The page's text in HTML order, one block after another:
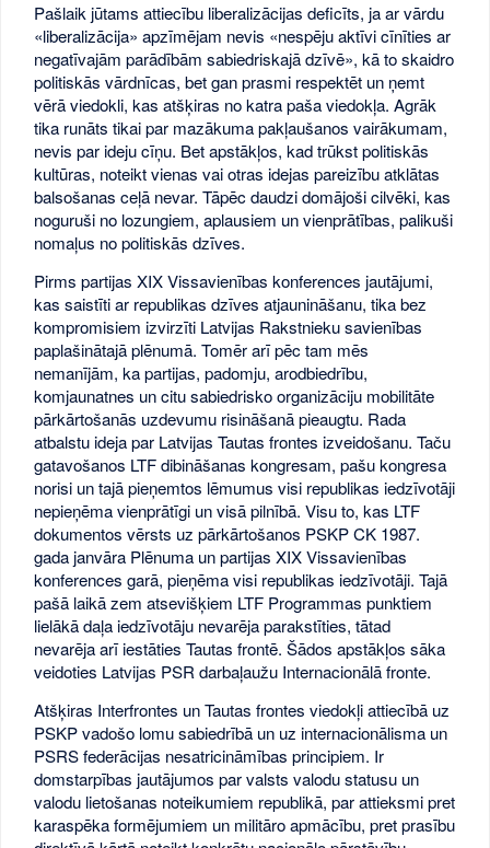
Pašlaik jūtams attiecību liberalizācijas deficīts, ja ar vārdu
«liberalizācija» apzīmējam nevis «nespēju aktīvi cīnīties ar
negatīvajām parādībām sabiedriskajā dzīvē», kā to skaidro
politiskās vārdnīcas, bet gan prasmi respektēt un ņemt
vērā viedokli, kas atšķiras no katra paša viedokļa. Agrāk
tika runāts tikai par mazākuma pakļaušanos vairākumam,
nevis par ideju cīņu. Bet apstākļos, kad trūkst politiskās
kultūras, noteikt vienas vai otras idejas pareizību atklātas
balsošanas ceļā nevar. Tāpēc daudzi domājoši cilvēki, kas
noguruši no lozungiem, aplausiem un vienprātības, palikuši
nomaļus no politiskās dzīves.
Pirms partijas XIX Vissavienības konferences jautājumi,
kas saistīti ar republikas dzīves atjaunināšanu, tika bez
kompromisiem izvirzīti Latvijas Rakstnieku savienības
paplašinātajā plēnumā. Tomēr arī pēc tam mēs
nemanījām, ka partijas, padomju, arodbiedrību,
komjaunatnes un citu sabiedrisko organizāciju mobilitāte
pārkārtošanās uzdevumu risināšanā pieaugtu. Rada
atbalstu ideja par Latvijas Tautas frontes izveidošanu. Taču
gatavošanos LTF dibināšanas kongresam, pašu kongresa
norisi un tajā pieņemtos lēmumus visi republikas iedzīvotāji
nepieņēma vienprātīgi un visā pilnībā. Visu to, kas LTF
dokumentos vērsts uz pārkārtošanos PSKP CK 1987.
gada janvāra Plēnuma un partijas XIX Vissavienības
konferences garā, pieņēma visi republikas iedzīvotāji. Tajā
pašā laikā zem atsevišķiem LTF Programmas punktiem
lielākā daļa iedzīvotāju nevarēja parakstīties, tātad
nevarēja arī iestāties Tautas frontē. Šādos apstākļos sāka
veidoties Latvijas PSR darbaļaužu Internacionālā fronte.
Atšķiras Interfrontes un Tautas frontes viedokļi attiecībā uz
PSKP vadošo lomu sabiedrībā un uz internacionālisma un
PSRS federācijas nesatricināmības principiem. Ir
domstarpības jautājumos par valsts valodu statusu un
valodu lietošanas noteikumiem republikā, par attieksmi pret
karaspēka formējumiem un militāro apmācību, pret prasību